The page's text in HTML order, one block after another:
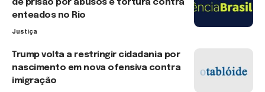
de prisão por abusos e tortura contra
enteados no Rio
Justiça
Trump volta a restringir cidadania por
nascimento em nova ofensiva contra
imigração